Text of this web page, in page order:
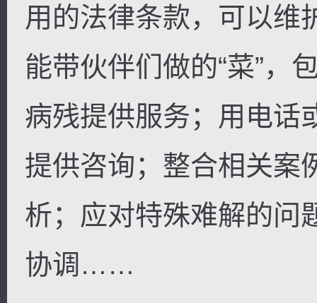
用的法律条款，可以维
能带伙伴们做的“菜”，
病残提供服务；用电话
提供咨询；整合相关案
析；应对特殊难解的问
协调……